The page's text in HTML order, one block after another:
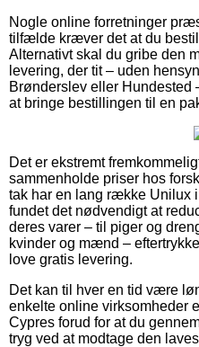
Nogle online forretninger
tilfælde kræver det at du
Alternativt skal du gribe den
levering, der tit – uden
Brønderslev eller Hundested
at bringe bestillingen til en
Det er ekstremt
sammenholde priser hos
tak har en lang række Unilux
fundet det nødvendigt at
deres varer – til piger og
kvinder og mænd –
love gratis levering.
Det kan til hver en tid være
enkelte online virksomheder
Cypres forud for at du
tryg ved at modtage den